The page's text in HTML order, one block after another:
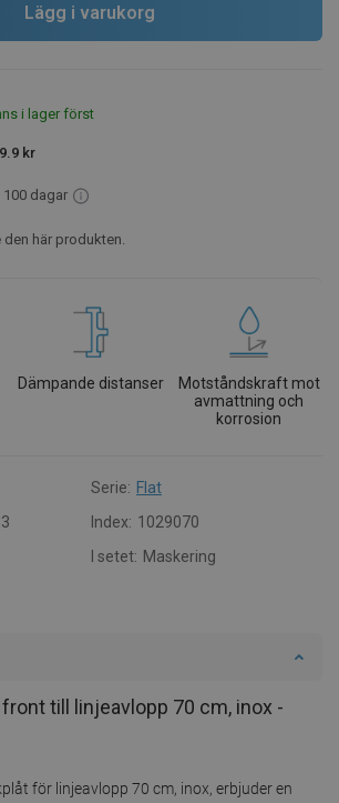
Lägg i varukorg
i lager först
kr
100 dagar
den här produkten.
Dämpande distanser
Motståndskraft mot
avmattning och
korrosion
Serie: Flat
Index: 1029070
I setet: Maskering
till linjeavlopp 70 cm, inox -
för linjeavlopp 70 cm, inox, erbjuder en